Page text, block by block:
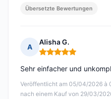
Übersetzte Bewertungen
A
Alisha G.
Hinweis: 5 von 5
Veröffentlicht am 05/04/2026 à
nach einem Kauf von 29/03/
Sehr einfacher und